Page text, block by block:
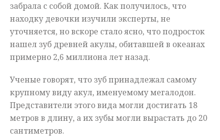
забрала с собой домой. Как получилось, что
находку девочки изучили эксперты, не
уточняется, но вскоре стало ясно, что подросток
нашел зуб древней акулы, обитавшей в океанах
примерно 2,6 миллиона лет назад.
Ученые говорят, что зуб принадлежал самому
крупному виду акул, именуемому мегалодон.
Представители этого вида могли достигать 18
метров в длину, а их зубы могли вырастать до 20
сантиметров.